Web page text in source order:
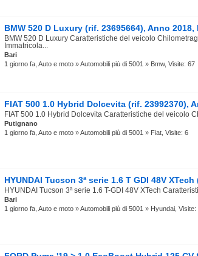
BMW 520 D Luxury (rif. 23695664), Anno 2018,
BMW 520 D Luxury Caratteristiche del veicolo
Immatricola...
Bari
1 giorno fa, Auto e moto » Automobili più di 5001 » Bmw, Visite: 67
FIAT 500 1.0 Hybrid Dolcevita (rif. 23992370),
FIAT 500 1.0 Hybrid Dolcevita Caratteristiche del veicolo
Putignano
1 giorno fa, Auto e moto » Automobili più di 5001 » Fiat, Visite: 6
HYUNDAI Tucson 3ª serie 1.6 T GDI 48V
HYUNDAI Tucson 3ª serie 1.6 T-GDI 48V XTech
Bari
1 giorno fa, Auto e moto » Automobili più di 5001 » Hyundai, Visite: